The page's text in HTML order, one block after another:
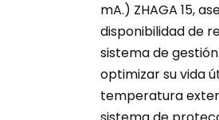
mA.) ZHAGA 15,
disponibilidad de
sistema de
optimizar su vida
temperatura